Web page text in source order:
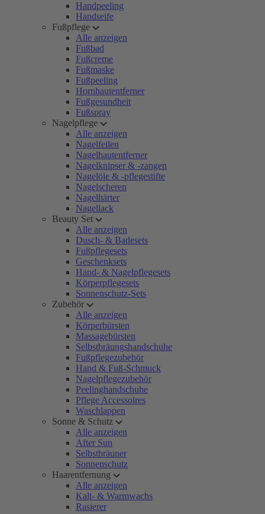
Handpeeling
Handseife
Fußpflege
Alle anzeigen
Fußbad
Fußcreme
Fußmaske
Fußpeeling
Hornhautentferner
Fußgesundheit
Fußspray
Nagelpflege
Alle anzeigen
Nagelfeilen
Nagelhautentferner
Nagelknipser & -zangen
Nagelöle & -pflegestifte
Nagelscheren
Nagelhärter
Nagellack
Beauty Set
Alle anzeigen
Dusch- & Badesets
Fußpflegesets
Geschenksets
Hand- & Nagelpflegesets
Körperpflegesets
Sonnenschutz-Sets
Zubehör
Alle anzeigen
Körperbürsten
Massagebürsten
Selbstbräungshandschuhe
Fußpflegezubehör
Hand & Fuß-Schmuck
Nagelpflegezubehör
Peelinghandschuhe
Pflege Accessoires
Waschlappen
Sonne & Schutz
Alle anzeigen
After Sun
Selbstbräuner
Sonnenschutz
Haarentfernung
Alle anzeigen
Kalt- & Warmwachs
Rasierer